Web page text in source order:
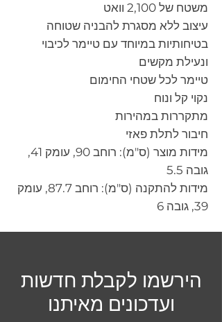
משטח של 2,100 וואט
עיצוב ללא מסגרת להבניה שטוחה
בטיחותיות במיוחד עם טיימר לכיבוי
ונעילת מקשים
טיימר לכל שטחי החימום
נקוי קל ונוח
מתקררות במהירות
חיבור לתלת פאזי
מידות מוצר (ס"מ): רוחב 90, עומק 41,
גובה 5.5
מידות להתקנה (ס"מ): רוחב 87.7, עומק
39, גובה 6
הירשמו לקבלת חדשות
ועדכונים מאיתנו